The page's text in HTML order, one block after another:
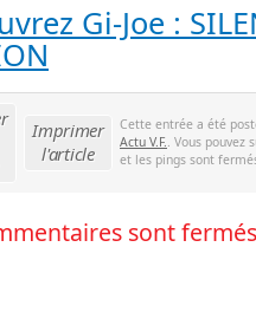
Gi-Joe :
Imprimer
l'article
Cette entrée a été
Actu V.F. . Vous
et les pings sont
sont